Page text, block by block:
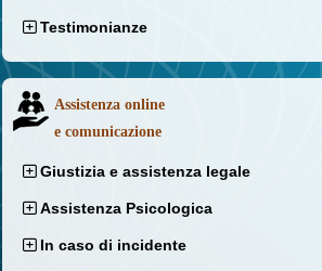
Testimonianze
Assistenza online
e comunicazione
Giustizia e assistenza legale
Assistenza Psicologica
In caso di incidente